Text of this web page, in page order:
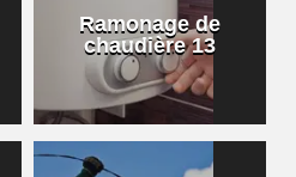
Ramonage de
chaudière 13